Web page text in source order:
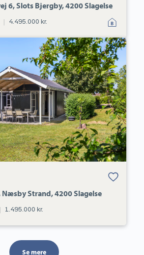
6, Slots Bjergby, 4200 Slagelse
| 4.495.000 kr.
Bolig er gemt
under dine
Strand, 4200 Slagelse
| 1.495.000 kr.
Se mere